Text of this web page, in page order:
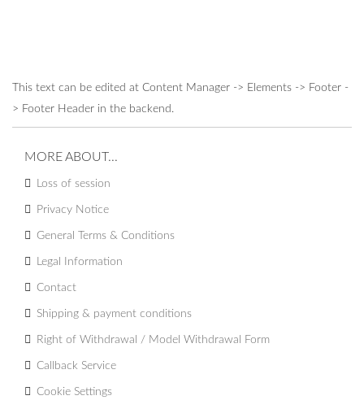
This text can be edited at Content Manager -> Elements -> Footer -
> Footer Header in the backend.
MORE ABOUT...
Loss of session
Privacy Notice
General Terms & Conditions
Legal Information
Contact
Shipping & payment conditions
Right of Withdrawal / Model Withdrawal Form
Callback Service
Cookie Settings